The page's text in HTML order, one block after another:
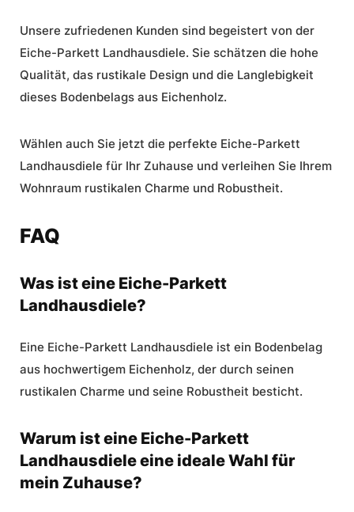
Unsere zufriedenen Kunden sind begeistert von der
Eiche-Parkett Landhausdiele. Sie schätzen die hohe
Qualität, das rustikale Design und die Langlebigkeit
dieses Bodenbelags aus Eichenholz.
Wählen auch Sie jetzt die perfekte Eiche-Parkett
Landhausdiele für Ihr Zuhause und verleihen Sie Ihrem
Wohnraum rustikalen Charme und Robustheit.
FAQ
Was ist eine Eiche-Parkett
Landhausdiele?
Eine Eiche-Parkett Landhausdiele ist ein Bodenbelag
aus hochwertigem Eichenholz, der durch seinen
rustikalen Charme und seine Robustheit besticht.
Warum ist eine Eiche-Parkett
Landhausdiele eine ideale Wahl für
mein Zuhause?